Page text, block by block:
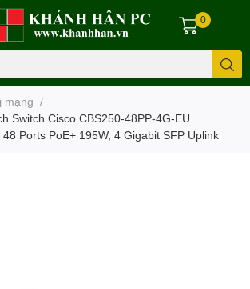
0
mạng /
Switch Cisco CBS250-48PP-4G-EU
Ports PoE+ 195W, 4 Gigabit SFP Uplink